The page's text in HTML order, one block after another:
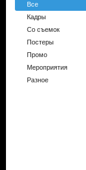
Все
Кадры
Со съемок
Постеры
Промо
Мероприятия
Разное